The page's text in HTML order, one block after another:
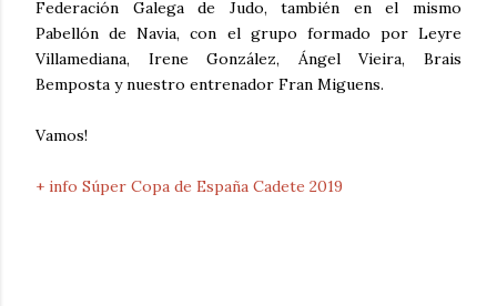
Federación Galega de Judo, también en el mismo
Pabellón de Navia, con el grupo formado por Leyre
Villamediana, Irene González, Ángel Vieira, Brais
Bemposta y nuestro entrenador Fran Miguens.
Vamos!
+ info Súper Copa de España Cadete 2019